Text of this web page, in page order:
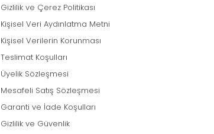
Gizlilik ve Çerez Politikası
Kişisel Veri Aydınlatma Metni
Kişisel Verilerin Korunması
Teslimat Koşulları
Üyelik Sözleşmesi
Mesafeli Satış Sözleşmesi
Garanti ve İade Koşulları
Gizlilik ve Güvenlik